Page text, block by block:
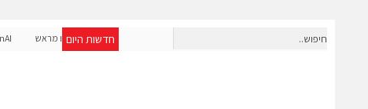
חדשות היום
חברת IAIG גייסה 6 מיליון דולר להקמת חברות תוכנה שנבנו מראש